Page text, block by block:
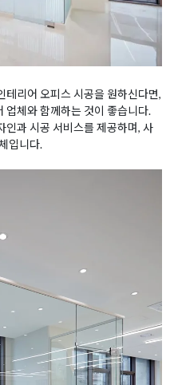
테리어 오피스 시공을 원하신다면,
업체와 함께하는 것이 좋습니다.
인과 시공 서비스를 제공하며, 사
입니다.